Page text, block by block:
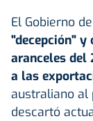
El Gobierno
"decepción"
aranceles del
a las
australiano al
descartó